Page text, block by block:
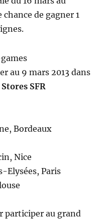
chance de gagner 1
au 9 mars 2013 dans
SFR
Bordeaux
Nice
Elysées, Paris
participer au grand